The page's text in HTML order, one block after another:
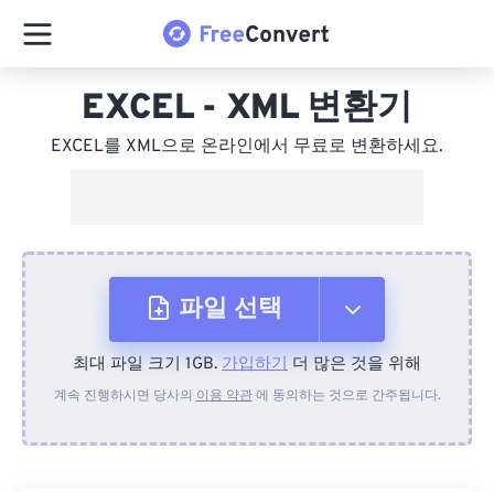
EXCEL - XML 변환기
EXCEL를 XML으로 온라인에서 무료로 변환하세요.
파일 선택
장치에서
최대 파일 크기 1GB. 가입하기 더 많은 것을 위해
계속 진행하시면 당사의 이용 약관에 동의하는 것으로 간주됩니다.